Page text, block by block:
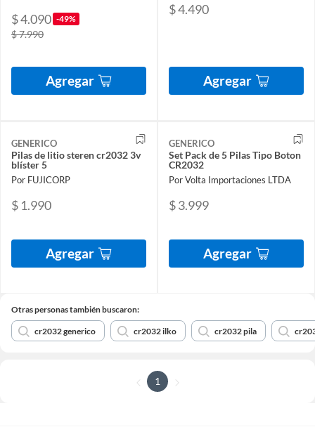
$ 4.090 -49%
$ 7.990
Agregar
$ 4.490
Agregar
GENERICO
Pilas de litio steren cr2032 3v
blíster 5
Por FUJICORP
$ 1.990
Agregar
GENERICO
Set Pack de 5 Pilas Tipo Boton
CR2032
Por Volta Importaciones LTDA
$ 3.999
Agregar
Otras personas también buscaron:
cr2032 generico cr2032 ilko cr2032 pila
1